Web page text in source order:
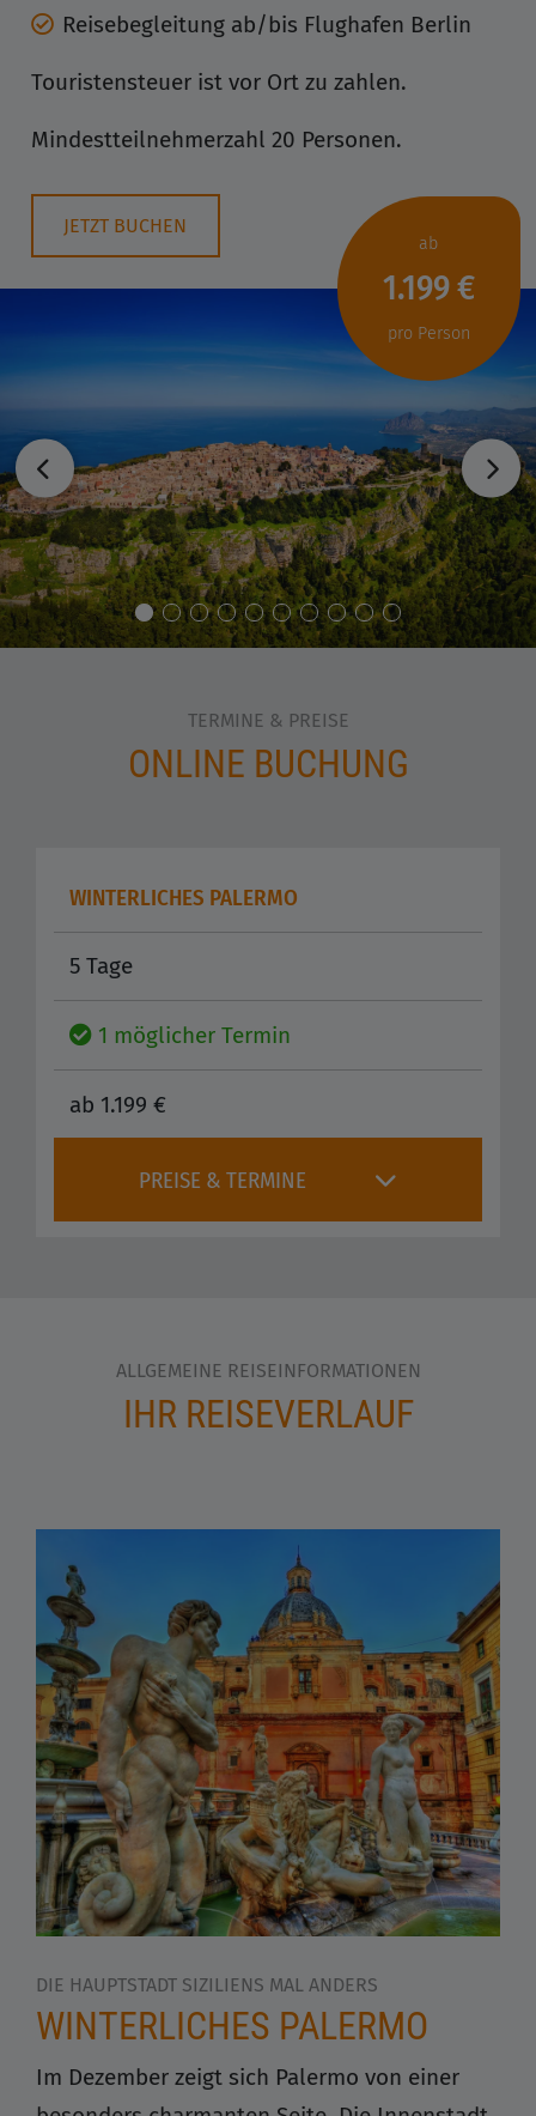
Reisebegleitung ab/bis Flughafen Berlin
Touristensteuer ist vor Ort zu zahlen.
Mindestteilnehmerzahl 20 Personen.
JETZT BUCHEN
ab
1.199 €
pro Person
TERMINE & PREISE
ONLINE BUCHUNG
WINTERLICHES PALERMO
5 Tage
1 möglicher Termin
ab 1.199 €
PREISE & TERMINE
ALLGEMEINE REISEINFORMATIONEN
IHR REISEVERLAUF
DIE HAUPTSTADT SIZILIENS MAL ANDERS
WINTERLICHES PALERMO
Im Dezember zeigt sich Palermo von einer